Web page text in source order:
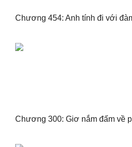
Chương 454: Anh tính đi với
Chương 300: Giơ nắm đấm về